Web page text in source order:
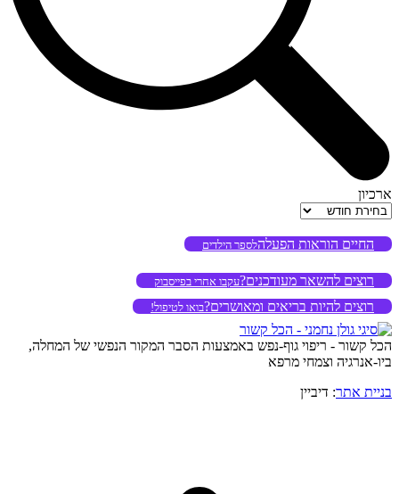
ארכיון
ארכיון
החיים הוראות הפעלהלספר הילדים
רוצים להשאר מעודכנים?עקבו אחרי בפייסבוק
רוצים להיות בריאים ומאושרים?בואו לטיפול!
הכל קשור - ריפוי גוף-נפש באמצעות הסבר המקור הנפשי של המחלה,
ביו-אנרגיה וצמחי מרפא
בניית אתר: דיביין